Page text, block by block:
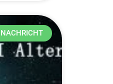
NACHRICHT